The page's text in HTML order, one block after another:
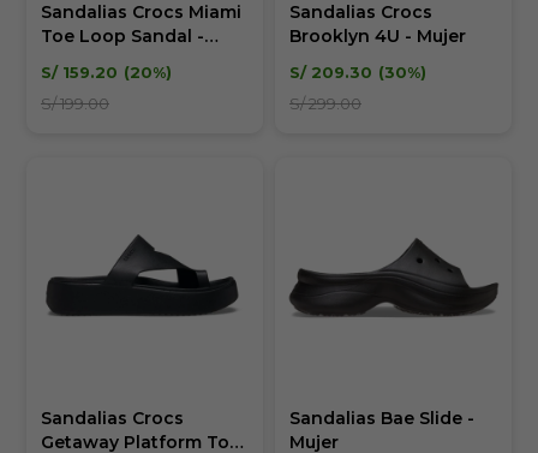
Sandalias Crocs Miami
Toe Loop Sandal -
Mujer
S/ 159.20
20
S/199.00
Sandalias Crocs
Brooklyn 4U - Mujer
S/ 209.30
30
S/299.00
Sandalias Crocs
Getaway Platform Toe
Sandalias Bae Slide -
Mujer